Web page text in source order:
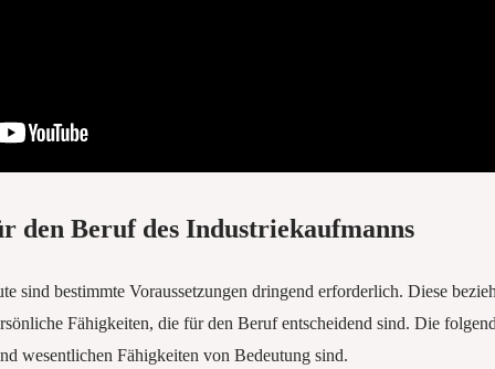
den Beruf des Industriekaufmanns
sind bestimmte Voraussetzungen dringend erforderlich. Diese
Fähigkeiten, die für den Beruf entscheidend sind. Die
wesentlichen Fähigkeiten von Bedeutung sind.